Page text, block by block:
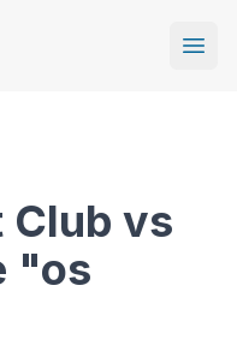
Club vs
"os